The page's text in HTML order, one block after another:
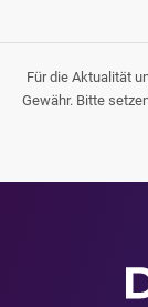
Für die Aktualität
Gewähr. Bitte